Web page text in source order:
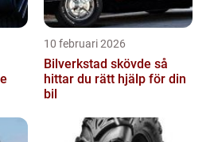
10 februari 2026
Bilverkstad skövde så
hittar du rätt hjälp för din
bil